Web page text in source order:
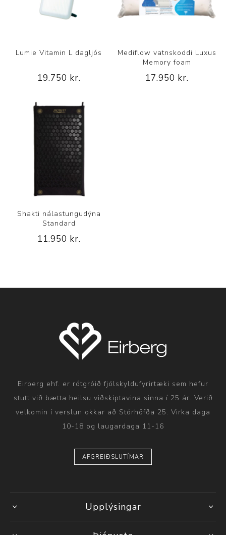
Lumie Vitamin L dagljós
19.750 kr.
Mediflow vatnskoddi Luxus
Memory foam
17.950 kr.
Shakti nálastungudýna
Standard
11.950 kr.
Eirberg ehf. er rótgróið fjölskyldufyrirtæki sem hefur
stutt við bætta heilsu viðskiptavina sinna í 25 ár. Verið
velkomin í verslun okkar að Stórhöfða 25. Virka daga
10-18 og laugardaga 11-16
AFGREIÐSLUTÍMAR
Upplýsingar